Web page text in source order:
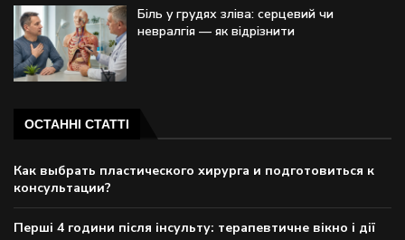
Біль у грудях зліва: серцевий чи
невралгія — як відрізнити
ОСТАННІ СТАТТІ
Как выбрать пластического хирурга и подготовиться к
консультации?
Перші 4 години після інсульту: терапевтичне вікно і дії